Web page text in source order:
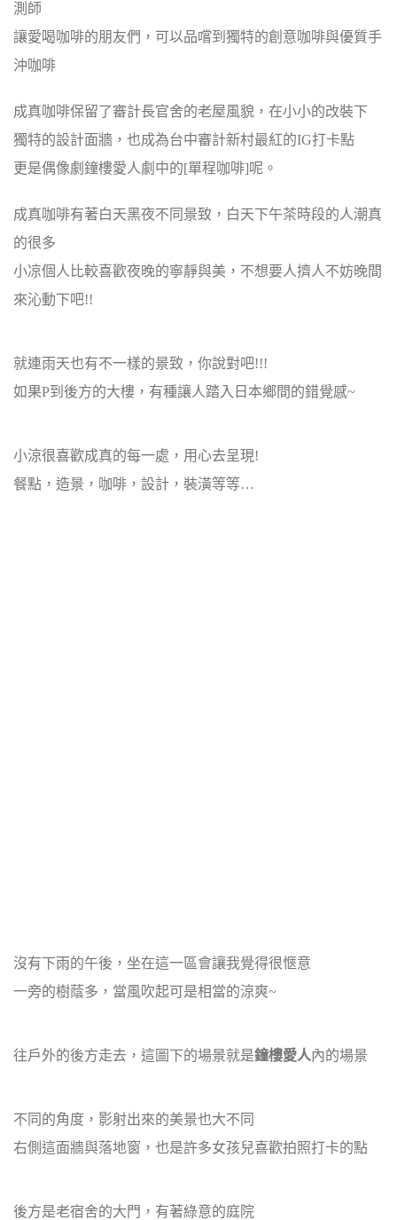
測師
讓愛喝咖啡的朋友們，可以品嚐到獨特的創意咖啡與優質手
沖咖啡
成真咖啡保留了審計長官舍的老屋風貌，在小小的改裝下
獨特的設計面牆，也成為台中審計新村最紅的IG打卡點
更是偶像劇鐘樓愛人劇中的[單程咖啡]呢。
成真咖啡有著白天黑夜不同景致，白天下午茶時段的人潮真
的很多
小凉個人比較喜歡夜晚的寧靜與美，不想要人擠人不妨晚間
來沁動下吧!!
就連雨天也有不一樣的景致，你說對吧!!!
如果P到後方的大樓，有種讓人踏入日本鄉間的錯覺感~
小涼很喜歡成真的每一處，用心去呈現!
餐點，造景，咖啡，設計，裝潢等等…
沒有下雨的午後，坐在這一區會讓我覺得很愜意
一旁的樹蔭多，當風吹起可是相當的涼爽~
往戶外的後方走去，這圖下的場景就是鐘樓愛人內的場景
不同的角度，影射出來的美景也大不同
右側這面牆與落地窗，也是許多女孩兒喜歡拍照打卡的點
後方是老宿舍的大門，有著綠意的庭院